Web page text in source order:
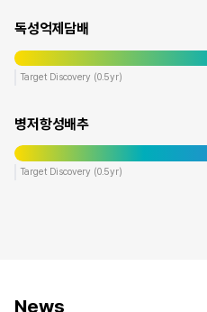
독성억제담배
Target Discovery (0.5yr)
병저항성배추
Target Discovery (0.5yr)
News